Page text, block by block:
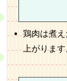
鶏肉は煮
上がります